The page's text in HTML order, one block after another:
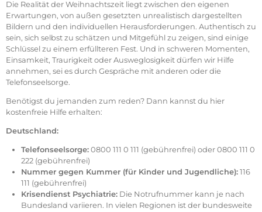
Die Realität der Weihnachtszeit liegt zwischen den eigenen
Erwartungen, von außen gesetzten unrealistisch dargestellten
Bildern und den individuellen Herausforderungen. Authentisch zu
sein, sich selbst zu schätzen und Mitgefühl zu zeigen, sind einige
Schlüssel zu einem erfüllteren Fest. Und in schweren Momenten,
Einsamkeit, Traurigkeit oder Ausweglosigkeit dürfen wir Hilfe
annehmen, sei es durch Gespräche mit anderen oder die
Telefonseelsorge.
Benötigst du jemanden zum reden? Dann kannst du hier
kostenfreie Hilfe erhalten:
Deutschland:
Telefonseelsorge:0800 111 0 111 (gebührenfrei) oder 0800 111 0
222 (gebührenfrei)
Nummer gegen Kummer (für Kinder und Jugendliche):116
111 (gebührenfrei)
Krisendienst Psychiatrie:Die Notrufnummer kann je nach
Bundesland variieren. In vielen Regionen ist der bundesweite